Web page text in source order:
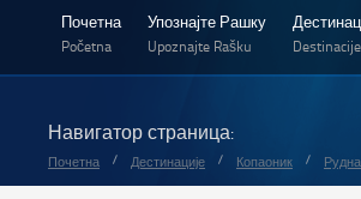
Почетна
Početna
Упознајте Рашку
Upoznajte Rašku Destinacije
Навигатор страница:
Почетна / Дестинације / Копаоник /